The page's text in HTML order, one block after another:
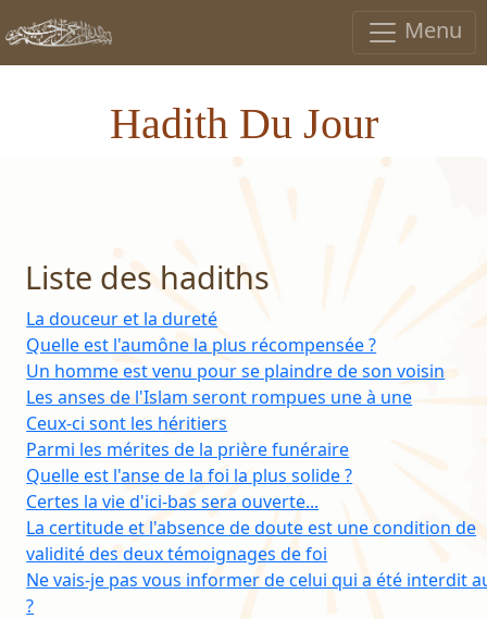
Menu
Hadith Du Jour
Liste des hadiths
La douceur et la dureté
Quelle est l'aumône la plus récompensée ?
Un homme est venu pour se plaindre de son voisin
Les anses de l'Islam seront rompues une à une
Ceux-ci sont les héritiers
Parmi les mérites de la prière funéraire
Quelle est l'anse de la foi la plus solide ?
Certes la vie d'ici-bas sera ouverte...
La certitude et l'absence de doute est une condition de
validité des deux témoignages de foi
Ne vais-je pas vous informer de celui qui a été interdit
?